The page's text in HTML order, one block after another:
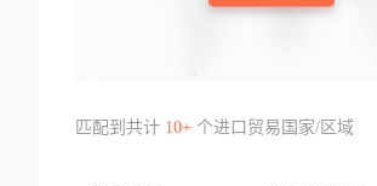
匹配到共计 10+个进口贸易国家/区域